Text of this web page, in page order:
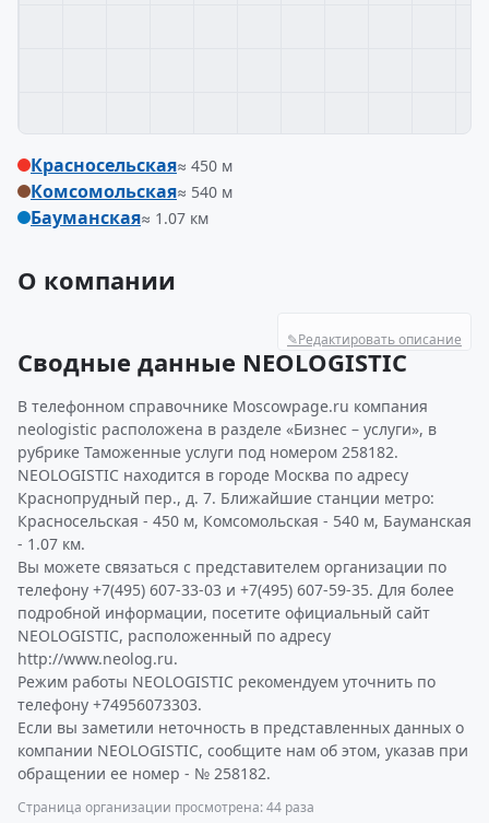
Красносельская≈ 450 м
Комсомольская≈ 540 м
Бауманская≈ 1.07 км
О компании
✎Редактировать описание
Сводные данные NEOLOGISTIC
В телефонном справочнике Moscowpage.ru компания
neologistic расположена в разделе «Бизнес – услуги», в
рубрике Таможенные услуги под номером 258182.
NEOLOGISTIC находится в городе Москва по адресу
Краснопрудный пер., д. 7. Ближайшие станции метро:
Красносельская - 450 м, Комсомольская - 540 м, Бауманская
- 1.07 км.
Вы можете связаться с представителем организации по
телефону +7(495) 607-33-03 и +7(495) 607-59-35. Для более
подробной информации, посетите официальный сайт
NEOLOGISTIC, расположенный по адресу
http://www.neolog.ru.
Режим работы NEOLOGISTIC рекомендуем уточнить по
телефону +74956073303.
Если вы заметили неточность в представленных данных о
компании NEOLOGISTIC, сообщите нам об этом, указав при
обращении ее номер - № 258182.
Страница организации просмотрена: 44 раза